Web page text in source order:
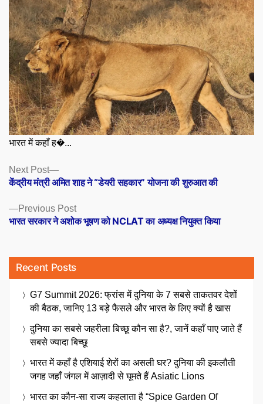
भारत में कहाँ ह�...
Posts
navigation
Previous PostPrevious
post:
भारत सरकार ने अशोक भूषण को NCLAT का अध्यक्ष नियुक्त किया
Next Post
Next
post:
केंद्रीय मंत्री अमित शाह ने “डेयरी सहकार” योजना की शुरुआत की
Recent Posts
G7 Summit 2026: फ्रांस में दुनिया के 7 सबसे ताकतवर देशों
की बैठक, जानिए 13 बड़े फैसले और भारत के लिए क्यों है खास
दुनिया का सबसे जहरीला बिच्छू कौन सा है?, जानें कहाँ पाए जाते हैं
सबसे ज्यादा बिच्छू
भारत में कहाँ है एशियाई शेरों का असली घर? दुनिया की इकलौती
जगह जहाँ जंगल में आज़ादी से घूमते हैं Asiatic Lions
भारत का कौन-सा राज्य कहलाता है “Spice Garden Of